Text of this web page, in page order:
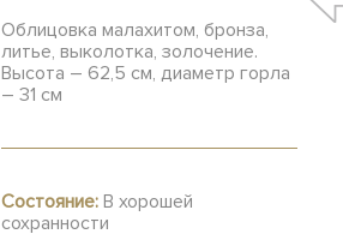
Облицовка малахитом, бронза,
литье, выколотка, золочение.
Высота – 62,5 см, диаметр горла
– 31 см
Состояние: В хорошей
сохранности